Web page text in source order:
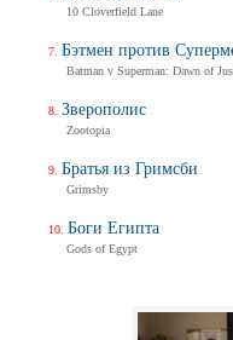
10 Cloverfield Lane
Бэтмен против
Batman v Superman: Dawn of
Зверополис
Zootopia
Братья из Гримсби
Grimsby
Боги Египта
Gods of Egypt